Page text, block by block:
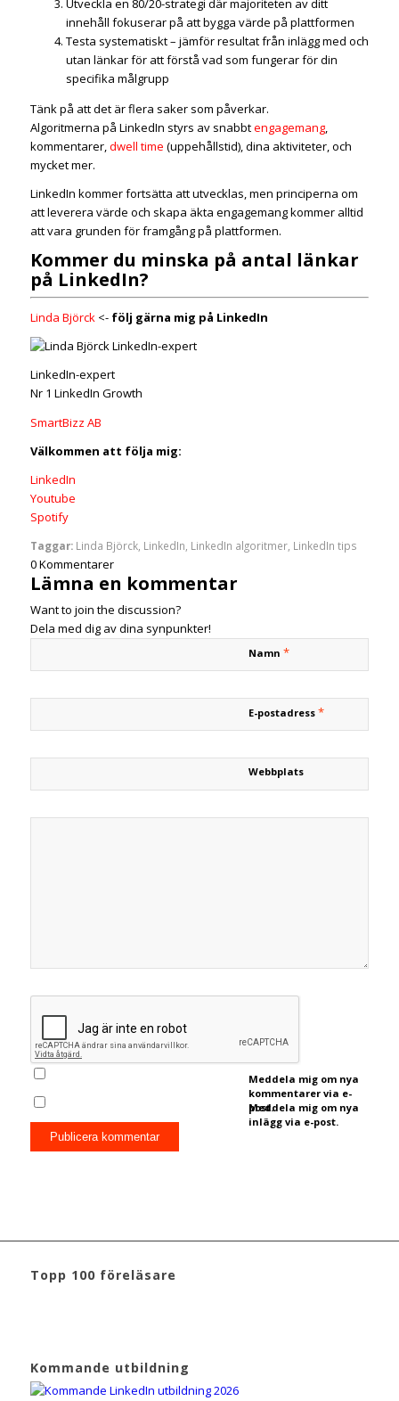
Utveckla en 80/20-strategi där majoriteten av ditt
innehåll fokuserar på att bygga värde på plattformen
Testa systematiskt – jämför resultat från inlägg med och
utan länkar för att förstå vad som fungerar för din
specifika målgrupp
Tänk på att det är flera saker som påverkar.
Algoritmerna på LinkedIn styrs av snabbtengagemang,
kommentarer,dwell time (uppehållstid), dina aktiviteter, och
mycket mer.
LinkedIn kommer fortsätta att utvecklas, men principerna om
att leverera värde och skapa äkta engagemang kommer alltid
att vara grunden för framgång på plattformen.
Kommer du minska på antal länkar
på LinkedIn?
Linda Björck<- följ gärna mig på LinkedIn
LinkedIn-expert
Nr 1 LinkedIn Growth
SmartBizz AB
Välkommen att följa mig:
LinkedIn
Youtube
Spotify
Taggar: Linda Björck, LinkedIn LinkedIn algoritmer, LinkedIn tips
0Kommentarer
Lämna en kommentar
Want to join the discussion?
Dela med dig av dina synpunkter!
Namn *
E-postadress *
Webbplats
Meddela mig om nya
kommentarer via e-
post.
Meddela mig om nya
inlägg via e-post.
Topp 100 föreläsare
Kommande utbildning